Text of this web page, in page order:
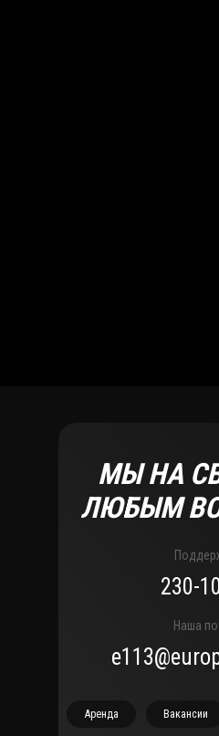
МЫ НА
ЛЮБЫМ
Наша
230-
Аренда Вакансии